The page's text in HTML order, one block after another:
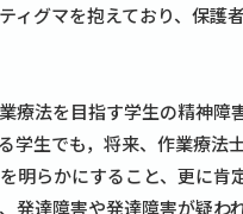
ィグマを抱えており、保
療法を目指す学生の精神
学生でも，将来、作業療
明らかにすること、更に
発達障害や発達障害が疑